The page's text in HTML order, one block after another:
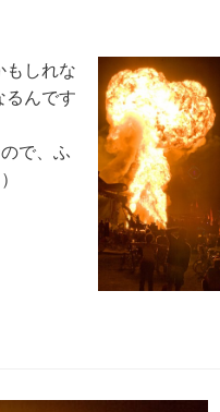
もしれな
るんです
で、ふ